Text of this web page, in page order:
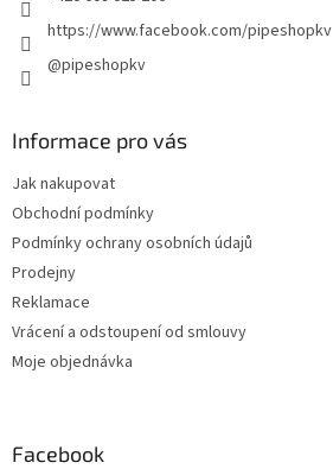
https://www.facebook.com/pipeshopkv
@pipeshopkv
Informace pro vás
Jak nakupovat
Obchodní podmínky
Podmínky ochrany osobních údajů
Prodejny
Reklamace
Vrácení a odstoupení od smlouvy
Moje objednávka
Facebook